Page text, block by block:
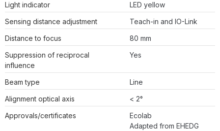
Light indicator
LED yellow
Sensing distance adjustment
Teach-in and IO-Link
Distance to focus
80 mm
Suppression of reciprocal
influence
Yes
Beam type
Line
Alignment optical axis
< 2°
Approvals/certificates
Ecolab
Adapted from EHEDG